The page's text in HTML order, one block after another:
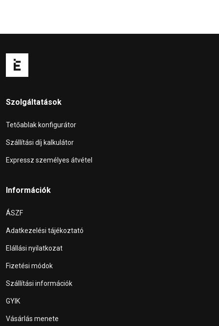
Szolgáltatások
Tetőablak konfigurátor
Szállítási díj kalkulátor
Expressz személyes átvétel
Információk
ÁSZF
Adatkezelési tájékoztató
Elállási nyilatkozat
Fizetési módok
Szállítási információk
GYIK
Vásárlás menete